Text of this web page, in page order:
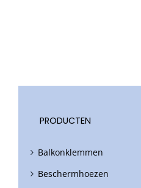
PRODUCTEN
Balkonklemmen
Beschermhoezen